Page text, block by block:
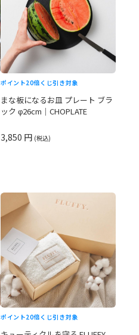
ポイント20倍 くじ引き対象
まな板になるお皿 プレート ブラ
ック φ26cm｜CHOPLATE
3,850 円 (税込)
ポイント20倍 くじ引き対象